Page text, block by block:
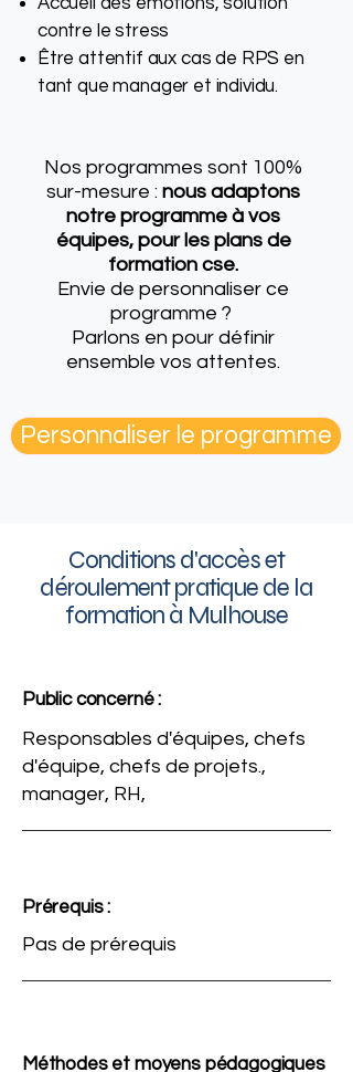
contre le stress
Être attentif aux cas de RPS en
tant que manager et individu.
Nos programmes sont 100%
sur-mesure : nous adaptons
notre programme à vos
équipes, pour les plans de
formation cse.
Envie de personnaliser ce
programme ?
Parlons en pour définir
ensemble vos attentes.
Personnaliser le programme
Conditions d'accès et
déroulement pratique de la
formation à Mulhouse
Public concerné :
Responsables d'équipes, chefs
d'équipe, chefs de projets.,
manager, RH,
Prérequis :
Pas de prérequis
Méthodes et moyens pédagogiques